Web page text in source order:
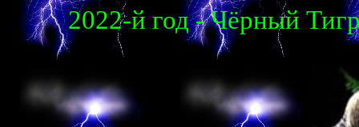
2022-й год - Чёрный